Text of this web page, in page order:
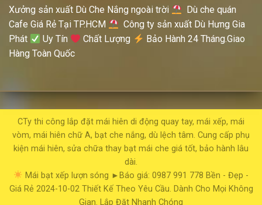
Xưởng sản xuất Dù Che Nắng ngoài trời
Dù che quán
Cafe Giá Rẻ Tại TP.HCM
Công ty sản xuất Dù Hưng Gia
Phát
Uy Tín Chất Lượng
Bảo Hành 24 Tháng.Giao
Hàng Toàn Quốc
CTy thi công lắp đặt mái hiên di động quay tay, mái xếp, mái
vòm, mái hiên chữ A, bạt che nắng, dù lệch tâm. Cung cấp phụ
kiện mái hiên, sửa chữa thay bạt mái che giá tốt, bảo hành lâu
dài.
Mái bạt xếp lượn sóng ►Báo giá: 0987 991 778 Bền - Đẹp -
Giá Rẻ 2024-10-02 Thiết Kế Theo Yêu Cầu. Dành Cho Mọi Không
Gian. Lắp Đặt Nhanh Chóng